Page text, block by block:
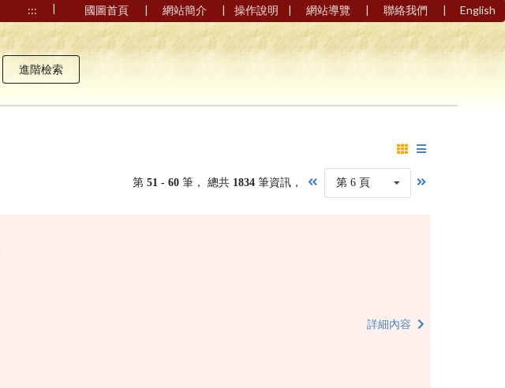
::: | 國圖首頁 | 網站簡介 | 操作說明 | 網站導覽 | 聯絡我們 | English
進階檢索
第51 - 60筆， 總共 1834 筆資訊， 第 6 頁
詳細內容